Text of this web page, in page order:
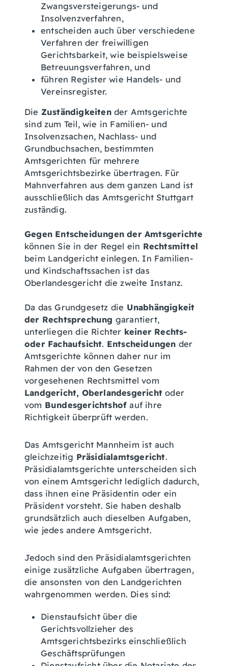
Zwangsversteigerungs- und
Insolvenzverfahren,
entscheiden auch über verschiedene
Verfahren der freiwilligen
Gerichtsbarkeit, wie beispielsweise
Betreuungsverfahren, und
führen Register wie Handels- und
Vereinsregister.
Die Zuständigkeitender Amtsgerichte
sind zum Teil, wie in Familien- und
Insolvenzsachen, Nachlass- und
Grundbuchsachen, bestimmten
Amtsgerichten für mehrere
Amtsgerichtsbezirke übertragen. Für
Mahnverfahren aus dem ganzen Land ist
ausschließlich das Amtsgericht Stuttgart
zuständig.
Gegen Entscheidungen der Amtsgerichte
können Sie in der Regel ein Rechtsmittel
beim Landgericht einlegen. In Familien-
und Kindschaftssachen ist das
Oberlandesgericht die zweite Instanz.
Da das Grundgesetz die Unabhängigkeit
der Rechtsprechung garantiert,
unterliegen die Richter keiner Rechts-
oder Fachaufsicht. Entscheidungen der
Amtsgerichte können daher nur im
Rahmen der von den Gesetzen
vorgesehenen Rechtsmittel vom
Landgericht, Oberlandesgericht oder
vom Bundesgerichtshof auf ihre
Richtigkeit überprüft werden.
Das Amtsgericht Mannheim ist auch
gleichzeitig Präsidialamtsgericht.
Präsidialamtsgerichte unterscheiden sich
von einem Amtsgericht lediglich dadurch,
dass ihnen eine Präsidentin oder ein
Präsident vorsteht. Sie haben deshalb
grundsätzlich auch dieselben Aufgaben,
wie jedes andere Amtsgericht.
Jedoch sind den Präsidialamtsgerichten
einige zusätzliche Aufgaben übertragen,
die ansonsten von den Landgerichten
wahrgenommen werden. Dies sind:
Dienstaufsicht über die
Gerichtsvollzieher des
Amtsgerichtsbezirks einschließlich
Geschäftsprüfungen